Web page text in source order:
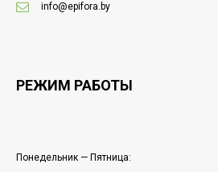
info@epifora.by
РЕЖИМ РАБОТЫ
Понедельник — Пятница: